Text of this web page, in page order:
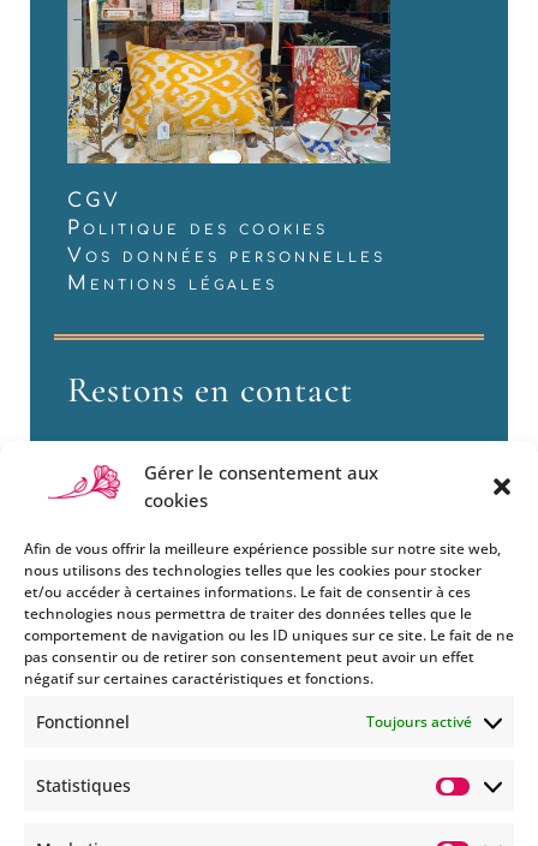
Gérer le consentement aux
cookies
Afin de vous offrir la meilleure expérience possible sur notre site web,
nous utilisons des technologies telles que les cookies pour stocker
et/ou accéder à certaines informations. Le fait de consentir à ces
technologies nous permettra de traiter des données telles que le
comportement de navigation ou les ID uniques sur ce site. Le fait de ne
pas consentir ou de retirer son consentement peut avoir un effet
négatif sur certaines caractéristiques et fonctions.
Fonctionnel Toujours activé
Statistiques
CGV
Politique des cookies
Vos données personnelles
Mentions légales
Restons en contact
Si vous souhaitez être informés
des nouveautés et évènements
que nous organisons
abonnez-vous à notre
de nos MMS.